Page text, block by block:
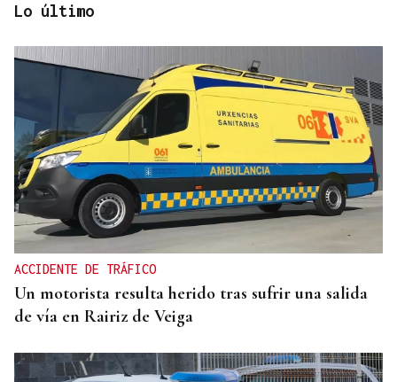
INCUMPLIMIENTO LEGAL
Turismo veta la “Ruta del Narcotráfico” de
Laureano Oubiña por no cumplir con la Ley de
Turismo de Galicia
Lo último
ACCIDENTE DE TRÁFICO
Un motorista resulta herido tras sufrir una salida
de vía en Rairiz de Veiga